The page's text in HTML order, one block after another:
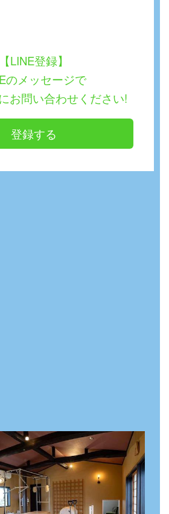
【LINE登録】
のメッセージで
お問い合わせください!
登録する